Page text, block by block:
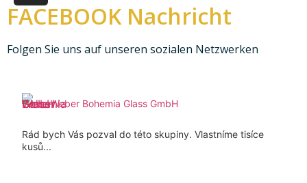
FACEBOOK Nachricht
Folgen Sie uns auf unseren sozialen Netzwerken
Weber Bohemia Glass GmbH
Rád bych Vás pozval do této skupiny. Vlastníme tisíce
kusů...